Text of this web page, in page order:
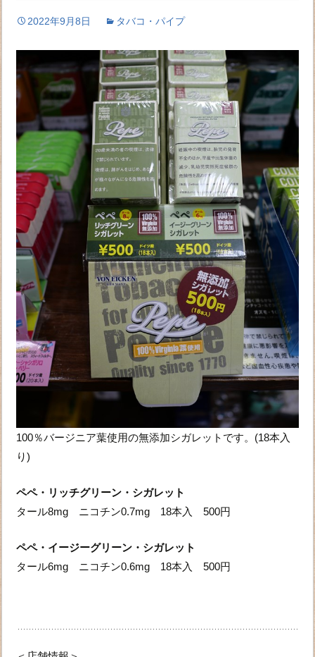
2022年9月8日 タバコ・パイプ
100％バージニア葉使用の無添加シガレットです。(18本入
り)
ペペ・リッチグリーン・シガレット
タール8mg ニコチン0.7mg 18本入 500円
ペペ・イージーグリーン・シガレット
タール6mg ニコチン0.6mg 18本入 500円